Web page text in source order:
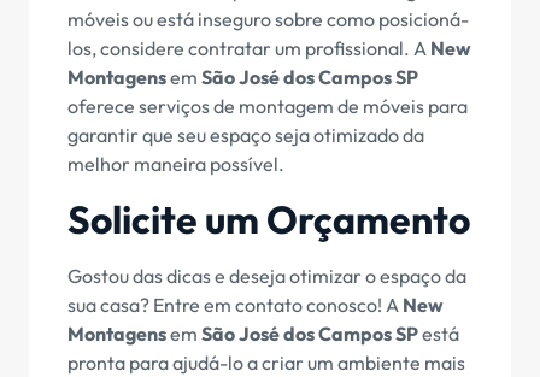
móveis ou está inseguro sobre como posicioná-
los, considere contratar um profissional. A New
Montagensem São José dos Campos SP
oferece serviços de montagem de móveis para
garantir que seu espaço seja otimizado da
melhor maneira possível.
Solicite um Orçamento
Gostou das dicas e deseja otimizar o espaço da
sua casa? Entre em contato conosco! A New
Montagensem São José dos Campos SPestá
pronta para ajudá-lo a criar um ambiente mais